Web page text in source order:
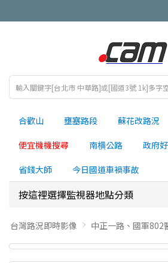
合歡山 壅塞路段 蘇花改路況
便宜機機搜尋 南横公路 政府
省錢大師 今日國道車禍事故
按這裡選擇監視器地點分類
台灣路況即時影像 中正一路、國軍802